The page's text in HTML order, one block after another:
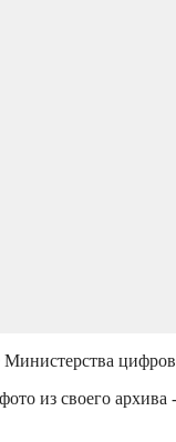
из своего